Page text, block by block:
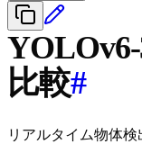
比較#
リアルタイム物体